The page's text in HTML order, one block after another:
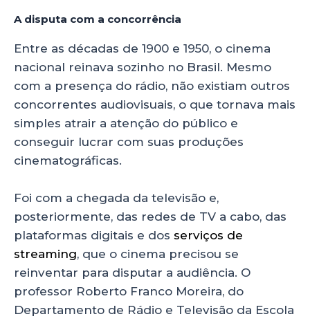
A disputa com a concorrência
Entre as décadas de 1900 e 1950, o cinema
nacional reinava sozinho no Brasil. Mesmo
com a presença do rádio, não existiam outros
concorrentes audiovisuais, o que tornava mais
simples atrair a atenção do público e
conseguir lucrar com suas produções
cinematográficas.
Foi com a chegada da televisão e,
posteriormente, das redes de TV a cabo, das
plataformas digitais e dos serviços de
streaming, que o cinema precisou se
reinventar para disputar a audiência. O
professor Roberto Franco Moreira, do
Departamento de Rádio e Televisão da Escola